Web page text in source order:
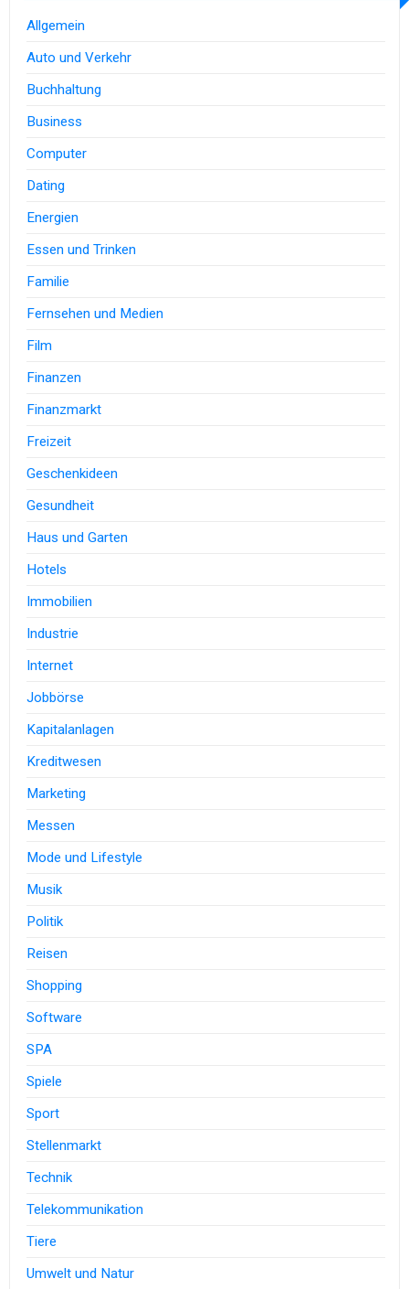
Allgemein
Auto und Verkehr
Buchhaltung
Business
Computer
Dating
Energien
Essen und Trinken
Familie
Fernsehen und Medien
Film
Finanzen
Finanzmarkt
Freizeit
Geschenkideen
Gesundheit
Haus und Garten
Hotels
Immobilien
Industrie
Internet
Jobbörse
Kapitalanlagen
Kreditwesen
Marketing
Messen
Mode und Lifestyle
Musik
Politik
Reisen
Shopping
Software
SPA
Spiele
Sport
Stellenmarkt
Technik
Telekommunikation
Tiere
Umwelt und Natur